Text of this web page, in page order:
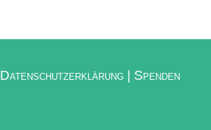
Datenschutzerklärung | Spenden